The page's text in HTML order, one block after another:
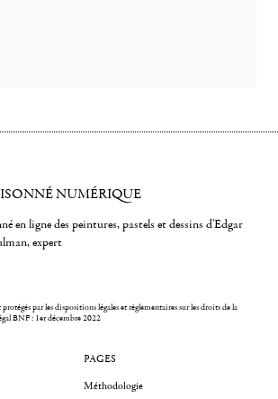
NUMÉRIQUE
en ligne des peintures, pastels et dessins d'Edgar
expert
par les dispositions légales et réglementaires sur les droits de la
BNF : 1er décembre 2022
PAGES
Méthodologie